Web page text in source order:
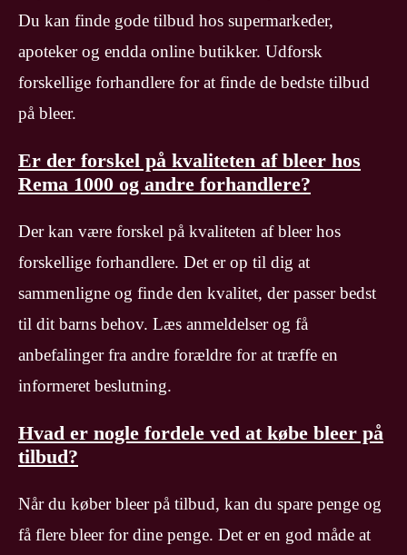
Du kan finde gode tilbud hos supermarkeder,
apoteker og endda online butikker. Udforsk
forskellige forhandlere for at finde de bedste tilbud
på bleer.
Er der forskel på kvaliteten af bleer hos
Rema 1000 og andre forhandlere?
Der kan være forskel på kvaliteten af bleer hos
forskellige forhandlere. Det er op til dig at
sammenligne og finde den kvalitet, der passer bedst
til dit barns behov. Læs anmeldelser og få
anbefalinger fra andre forældre for at træffe en
informeret beslutning.
Hvad er nogle fordele ved at købe bleer på
tilbud?
Når du køber bleer på tilbud, kan du spare penge og
få flere bleer for dine penge. Det er en god måde at